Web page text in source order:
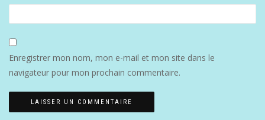
Enregistrer mon nom, mon e-mail et mon site dans le
navigateur pour mon prochain commentaire.